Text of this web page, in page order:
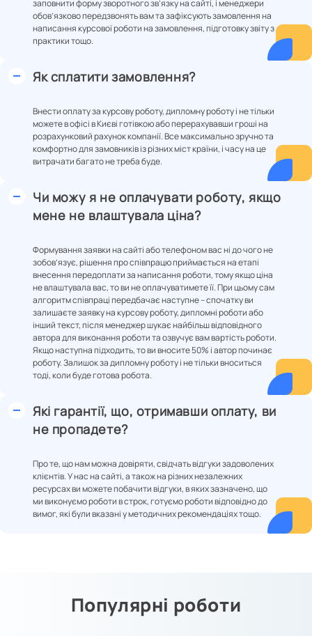
заповнити форму зворотного зв’язку на сайті, і менеджери
обов’язково передзвонять вам та зафіксують замовлення на
написання курсової роботи на замовлення, підготовку звіту з
практики тощо.
Як сплатити замовлення?
Внести оплату за курсову роботу, дипломну роботу і не тільки
можете в офісі в Києві готівкою або перерахувавши гроші на
розрахунковий рахунок компанії. Все максимально зручно та
комфортно для замовників із різних міст країни, і часу на це
витрачати багато не треба буде.
Чи можу я не оплачувати роботу, якщо
мене не влаштувала ціна?
Формування заявки на сайті або телефоном вас ні до чого не
зобов’язує, рішення про співпрацю приймається на етапі
внесення передоплати за написання роботи, тому якщо ціна
не влаштувала вас, то ви не оплачуватимете її. При цьому сам
алгоритм співпраці передбачає наступне – спочатку ви
залишаєте заявку на курсову роботу, дипломні роботи або
інший текст, після менеджер шукає найбільш відповідного
автора для виконання роботи та озвучує вам вартість роботи.
Якщо наступна підходить, то ви вносите 50% і автор починає
роботу. Залишок за дипломну роботу і не тільки вноситься
тоді, коли буде готова робота.
Які гарантії, що, отримавши оплату, ви
не пропадете?
Про те, що нам можна довіряти, свідчать відгуки задоволених
клієнтів. У нас на сайті, а також на різних незалежних
ресурсах ви можете побачити відгуки, в яких зазначено, що
ми виконуємо роботи в строк, готуємо роботи відповідно до
вимог, які були вказані у методичних рекомендаціях тощо.
Популярні роботи